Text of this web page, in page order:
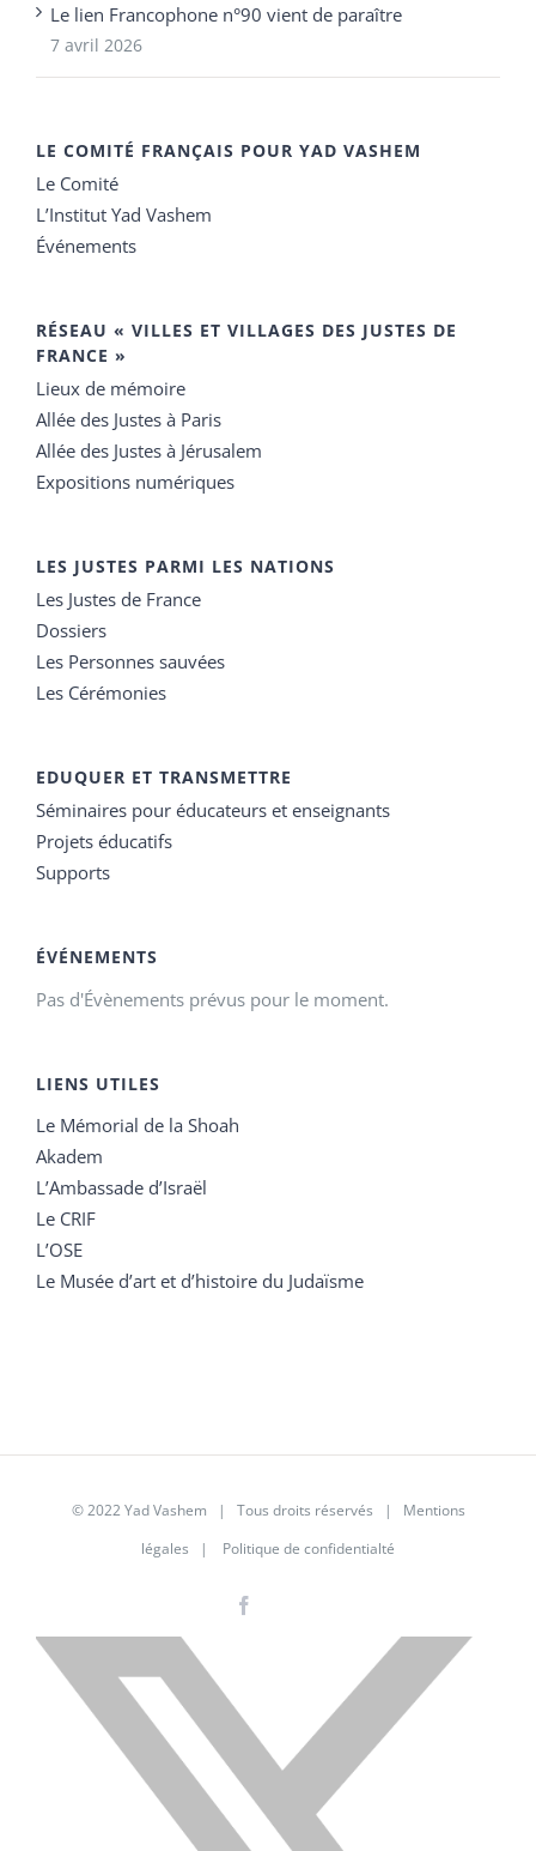
Le lien Francophone n°90 vient de paraître
7 avril 2026
LE COMITÉ FRANÇAIS POUR YAD VASHEM
Le Comité
L’Institut Yad Vashem
Événements
RÉSEAU « VILLES ET VILLAGES DES JUSTES DE
FRANCE »
Lieux de mémoire
Allée des Justes à Paris
Allée des Justes à Jérusalem
Expositions numériques
LES JUSTES PARMI LES NATIONS
Les Justes de France
Dossiers
Les Personnes sauvées
Les Cérémonies
EDUQUER ET TRANSMETTRE
Séminaires pour éducateurs et enseignants
Projets éducatifs
Supports
ÉVÉNEMENTS
Pas d'Évènements prévus pour le moment.
LIENS UTILES
Le Mémorial de la Shoah
Akadem
L’Ambassade d’Israël
Le CRIF
L’OSE
Le Musée d’art et d’histoire du Judaïsme
© 2022 Yad Vashem | Tous droits réservés | Mentions
légales | Politique de confidentialté